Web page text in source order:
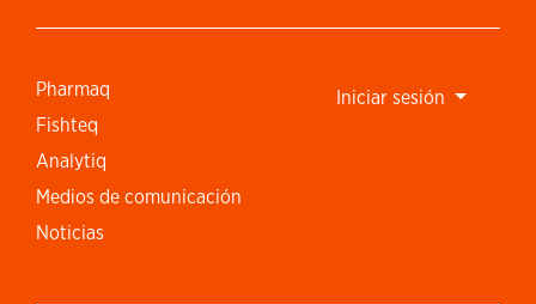
Pharmaq
Fishteq
Analytiq
Medios de comunicación
Noticias
Iniciar sesión